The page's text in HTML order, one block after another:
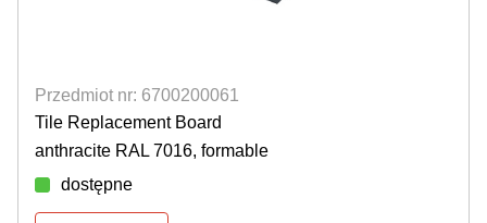
Przedmiot nr: 6700200061
Tile Replacement Board
anthracite RAL 7016, formable
dostępne